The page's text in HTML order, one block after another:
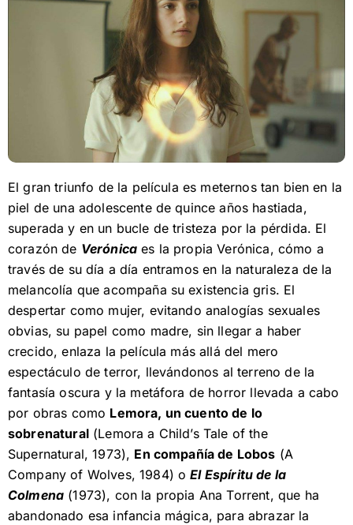
El gran triunfo de la película es meternos tan bien en la
piel de una adolescente de quince años hastiada,
superada y en un bucle de tristeza por la pérdida. El
corazón de Verónica es la propia Verónica, cómo a
través de su día a día entramos en la naturaleza de la
melancolía que acompaña su existencia gris. El
despertar como mujer, evitando analogías sexuales
obvias, su papel como madre, sin llegar a haber
crecido, enlaza la película más allá del mero
espectáculo de terror, llevándonos al terreno de la
fantasía oscura y la metáfora de horror llevada a cabo
por obras como Lemora, un cuento de lo
sobrenatural(Lemora a Child’s Tale of the
Supernatural, 1973), En compañía de Lobos (A
Company of Wolves, 1984) oEl Espíritu de la
Colmena (1973), con la propia Ana Torrent, que ha
abandonado esa infancia mágica, para abrazar la